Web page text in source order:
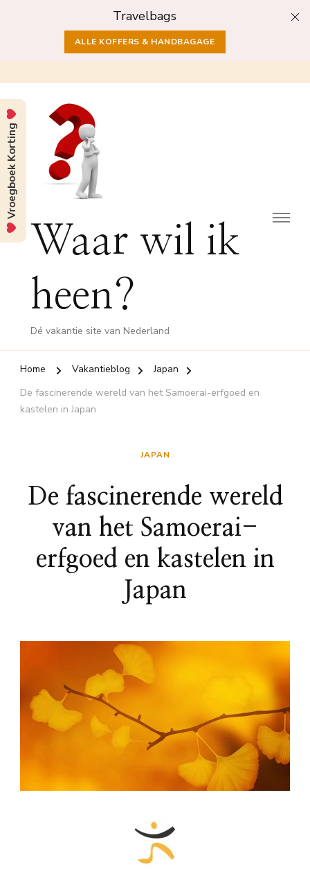
Travelbags
ALLE KOFFERS & HANDBAGAGE
Waar wil ik
heen?
Dé vakantie site van Nederland
Home Vakantieblog
Japan
De fascinerende wereld van het Samoerai-erfgoed en
kastelen in Japan
JAPAN
De fascinerende wereld
van het Samoerai-
erfgoed en kastelen in
Japan
Vroegboek Korting